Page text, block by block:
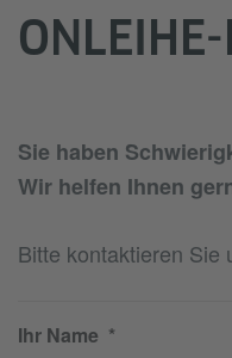
Sie haben
Wir helfen Ihnen
Bitte kontaktieren Sie
Ihr Name